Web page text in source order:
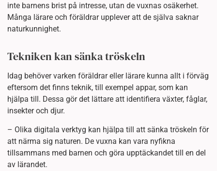
inte barnens brist på intresse, utan de vuxnas osäkerhet.
Många lärare och föräldrar upplever att de själva saknar
naturkunnighet.
Tekniken kan sänka tröskeln
Idag behöver varken föräldrar eller lärare kunna allt i förväg
eftersom det finns teknik, till exempel appar, som kan
hjälpa till. Dessa gör det lättare att identifiera växter, fåglar,
insekter och djur.
– Olika digitala verktyg kan hjälpa till att sänka tröskeln för
att närma sig naturen. De vuxna kan vara nyfikna
tillsammans med barnen och göra upptäckandet till en del
av lärandet.